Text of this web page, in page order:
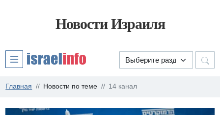
Новости Израиля
Главная Новости по теме 14 канал